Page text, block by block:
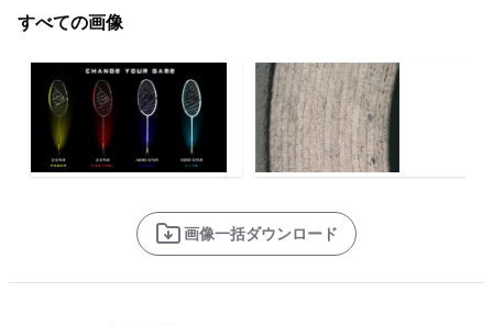
すべての画像
画像一括ダウンロード